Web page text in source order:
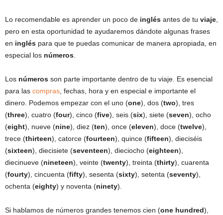
Lo recomendable es aprender un poco de inglés antes de tu viaje
pero en esta oportunidad te ayudaremos dándote algunas frases
en inglés para que te puedas comunicar de manera apropiada, en
especial los números
Los números son parte importante dentro de tu viaje. Es esencial
para las compras , fechas, hora y en especial e importante el
dinero. Podemos empezar con el uno (one), dos (two), tres
(three), cuatro (four), cinco (five), seis (six), siete (seven), ocho
(eight), nueve (nine), diez (ten), once (eleven), doce (twelve),
trece (thirteen), catorce (fourteen), quince (fifteen), dieciséis
(sixteen), diecisiete (seventeen), dieciocho (eighteen),
diecinueve (nineteen), veinte (twenty), treinta (thirty), cuarenta
(fourty), cincuenta (fifty), sesenta (sixty), setenta (seventy),
ochenta (eighty) y noventa (ninety).
Si hablamos de números grandes tenemos cien (one hundred),